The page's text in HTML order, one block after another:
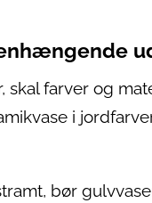
skal farver og
i
bør